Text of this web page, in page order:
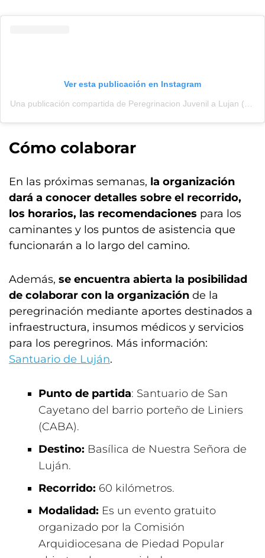
Ver esta publicación en Instagram
Cómo colaborar
En las próximas semanas, la organización
dará a conocer detalles sobre el recorrido,
los horarios, las recomendaciones para los
caminantes y los puntos de asistencia que
funcionarán a lo largo del camino.
Además, se encuentra abierta la posibilidad
de colaborar con la organización de la
peregrinación mediante aportes destinados a
infraestructura, insumos médicos y servicios
para los peregrinos. Más información:
Santuario de Luján.
Punto de partida: Santuario de San
Cayetano del barrio porteño de Liniers
(CABA).
Destino: Basílica de Nuestra Señora de
Luján.
Recorrido: 60 kilómetros.
Modalidad: Es un evento gratuito
organizado por la Comisión
Arquidiocesana de Piedad Popular